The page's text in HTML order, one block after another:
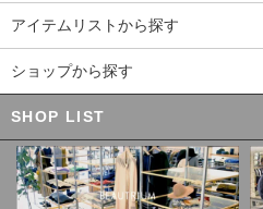
アイテムリストから探す
ショップから探す
SHOP LIST